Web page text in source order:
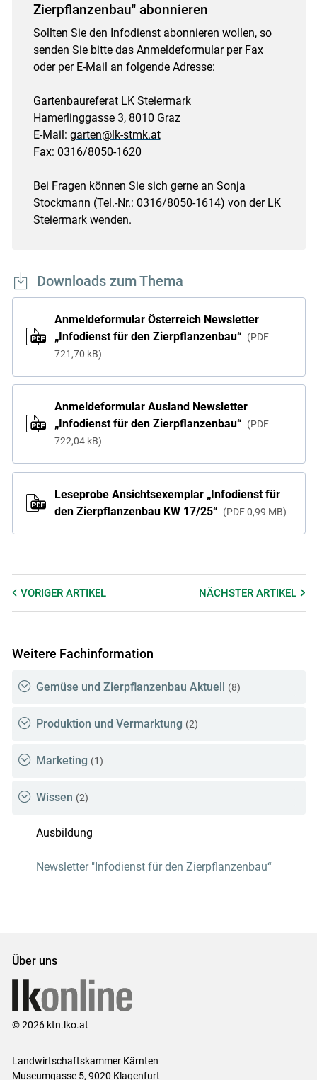
Zierpflanzenbau" abonnieren
Sollten Sie den Infodienst abonnieren wollen, so
senden Sie bitte das Anmeldeformular per Fax
oder per E-Mail an folgende Adresse:
Gartenbaureferat LK Steiermark
Hamerlinggasse 3, 8010 Graz
E-Mail: garten@lk-stmk.at
Fax: 0316/8050-1620
Bei Fragen können Sie sich gerne an Sonja
Stockmann (Tel.-Nr.: 0316/8050-1614) von der LK
Steiermark wenden.
Downloads zum Thema
Anmeldeformular Österreich Newsletter
„Infodienst für den Zierpflanzenbau“
PDF
721,70 kB
Anmeldeformular Ausland Newsletter
„Infodienst für den Zierpflanzenbau“
PDF
722,04 kB
Leseprobe Ansichtsexemplar „Infodienst für
den Zierpflanzenbau KW 17/25“
PDF 0,99 MB
VORIGER ARTIKEL NÄCHSTERARTIKEL
Weitere Fachinformation
Gemüse und Zierpflanzenbau Aktuell (8)
Produktion und Vermarktung (2)
Marketing (1)
Wissen (2)
Ausbildung
Newsletter "Infodienst für den Zierpflanzenbau“
Über uns
© 2026 ktn.lko.at
Landwirtschaftskammer Kärnten
Museumgasse 5, 9020 Klagenfurt